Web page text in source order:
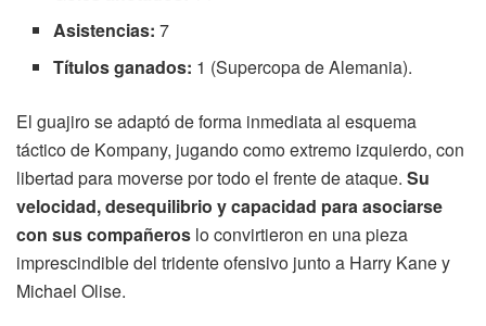
Asistencias: 7
Títulos ganados: 1 (Supercopa de Alemania).
El guajiro se adaptó de forma inmediata al esquema
táctico de Kompany, jugando como extremo izquierdo, con
libertad para moverse por todo el frente de ataque. Su
velocidad, desequilibrio y capacidad para asociarse
con sus compañeros lo convirtieron en una pieza
imprescindible del tridente ofensivo junto a Harry Kane y
Michael Olise.